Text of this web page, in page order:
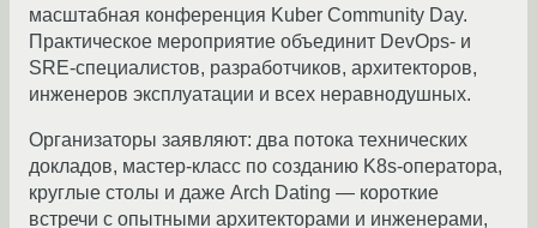
масштабная конференция Kuber Community Day.
Практическое мероприятие объединит DevOps- и
SRE-специалистов, разработчиков, архитекторов,
инженеров эксплуатации и всех неравнодушных.
Организаторы заявляют: два потока технических
докладов, мастер-класс по созданию K8s-оператора,
круглые столы и даже Arch Dating — короткие
встречи с опытными архитекторами и инженерами,